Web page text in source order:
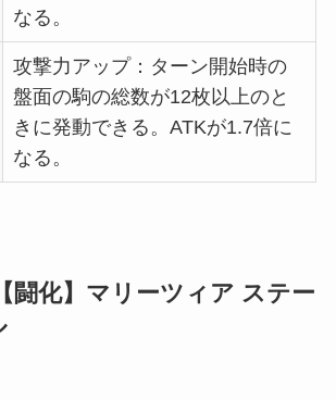
なる。
攻撃力アップ：ターン開始時の
盤面の駒の総数が12枚以上のと
きに発動できる。ATKが1.7倍に
なる。
闘化】マリーツィア ステー